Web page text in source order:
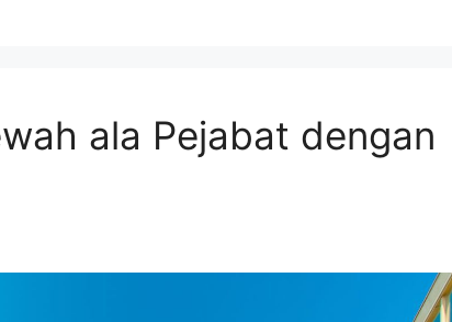
ala Pejabat dengan